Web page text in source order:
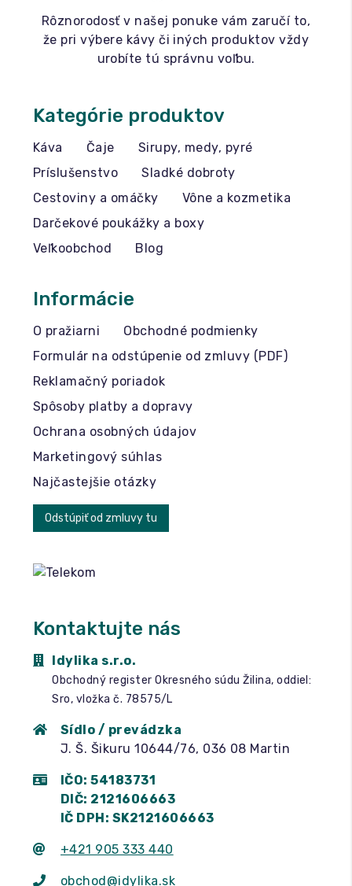
Rôznorodosť v našej ponuke vám zaručí to,
že pri výbere kávy či iných produktov vždy
urobíte tú správnu voľbu.
Kategórie produktov
Káva Čaje
Sirupy, medy, pyré
Príslušenstvo
Sladké dobroty
Cestoviny a omáčky
Vône a kozmetika
Darčekové poukážky a boxy
Veľkoobchod
Blog
Informácie
O pražiarni
Obchodné podmienky
Formulár na odstúpenie od zmluvy (PDF)
Reklamačný poriadok
Spôsoby platby a dopravy
Ochrana osobných údajov
Marketingový súhlas
Najčastejšie otázky
Odstúpiť od zmluvy tu
Kontaktujte nás
Idylika s.r.o.
Obchodný register Okresného súdu Žilina, oddiel:
Sro, vložka č. 78575/L
Sídlo / prevádzka
J. Š. Šikuru 10644/76, 036 08 Martin
IČO: 54183731
DIČ: 2121606663
IČ DPH: SK2121606663
+421 905 333 440
obchod@idylika.sk